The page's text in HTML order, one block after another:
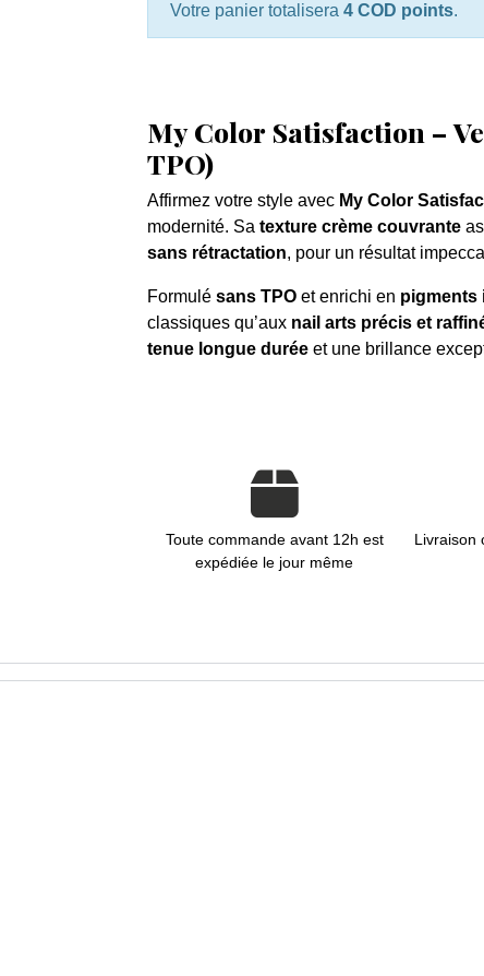
Votre panier totalisera 4 COD points.
My Color Satisfaction –
TPO)
Affirmez votre style avec My Color
modernité. Sa texture crème couvrante
sans rétractation, pour un résultat
Formulé sans TPOet enrichi en pigments
classiques qu’aux nail arts précis et
tenue longue duréeet une brillance
Toute commande avant 12h est
expédiée le jour même
Livraison